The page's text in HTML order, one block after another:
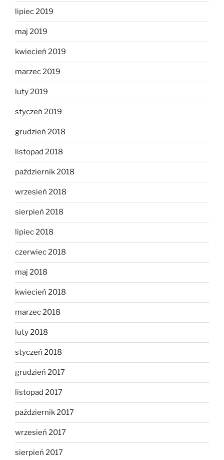
lipiec 2019
maj 2019
kwiecień 2019
marzec 2019
luty 2019
styczeń 2019
grudzień 2018
listopad 2018
październik 2018
wrzesień 2018
sierpień 2018
lipiec 2018
czerwiec 2018
maj 2018
kwiecień 2018
marzec 2018
luty 2018
styczeń 2018
grudzień 2017
listopad 2017
październik 2017
wrzesień 2017
sierpień 2017